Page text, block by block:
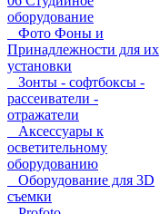
оборудование
Фото Фоны и
Принадлежности для их
установки
Зонты - софтбоксы -
рассеиватели -
отражатели
Аксессуары к
осветительному
оборудованию
Оборудование для 3D
съемки